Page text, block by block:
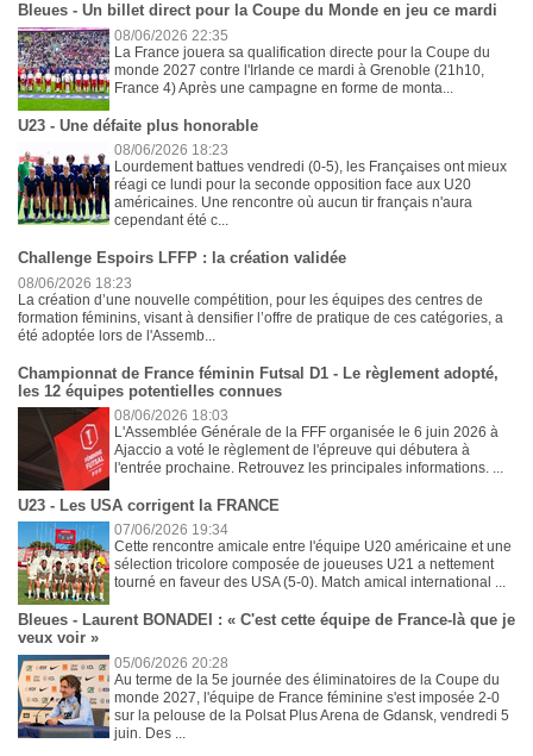
Bleues - Un billet direct pour la Coupe du Monde en jeu ce mardi
08/06/2026 22:35
La France jouera sa qualification directe pour la Coupe du
monde 2027 contre l'Irlande ce mardi à Grenoble (21h10,
France 4) Après une campagne en forme de monta...
U23 - Une défaite plus honorable
08/06/2026 18:23
Lourdement battues vendredi (0-5), les Françaises ont mieux
réagi ce lundi pour la seconde opposition face aux U20
américaines. Une rencontre où aucun tir français n'aura
cependant été c...
Challenge Espoirs LFFP : la création validée
08/06/2026 18:23
La création d’une nouvelle compétition, pour les équipes des centres de
formation féminins, visant à densifier l’offre de pratique de ces catégories, a
été adoptée lors de l'Assemb...
Championnat de France féminin Futsal D1 - Le règlement adopté,
les 12 équipes potentielles connues
08/06/2026 18:03
L'Assemblée Générale de la FFF organisée le 6 juin 2026 à
Ajaccio a voté le règlement de l'épreuve qui débutera à
l'entrée prochaine. Retrouvez les principales informations. ...
U23 - Les USA corrigent la FRANCE
07/06/2026 19:34
Cette rencontre amicale entre l'équipe U20 américaine et une
sélection tricolore composée de joueuses U21 a nettement
tourné en faveur des USA (5-0). Match amical international ...
Bleues - Laurent BONADEI : « C'est cette équipe de France-là que je
veux voir »
05/06/2026 20:28
Au terme de la 5e journée des éliminatoires de la Coupe du
monde 2027, l'équipe de France féminine s'est imposée 2-0
sur la pelouse de la Polsat Plus Arena de Gdansk, vendredi 5
juin. Des ...